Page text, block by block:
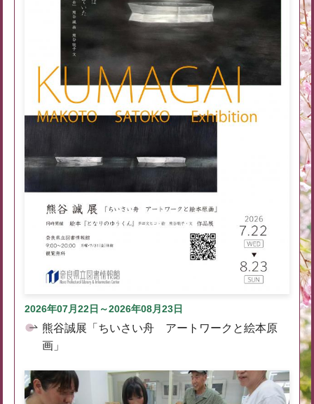
2026年07月22日～2026年08月23日
熊谷誠展「ちいさい舟 アートワークと絵本原
画」